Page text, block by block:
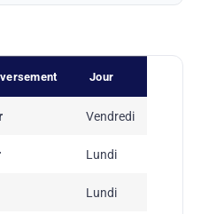
Jour
Vendredi
Lundi
Lundi